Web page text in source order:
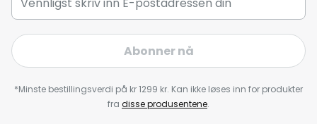
Abonner nå
*Minste bestillingsverdi på kr 1299 kr. Kan ikke løses inn for produkter
fra disse produsentene.